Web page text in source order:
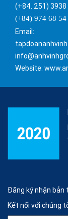
(+84. 251)
(+84) 974 68 54
Email:
Website:
Đăng ký nhận bản
Kết nối với chúng